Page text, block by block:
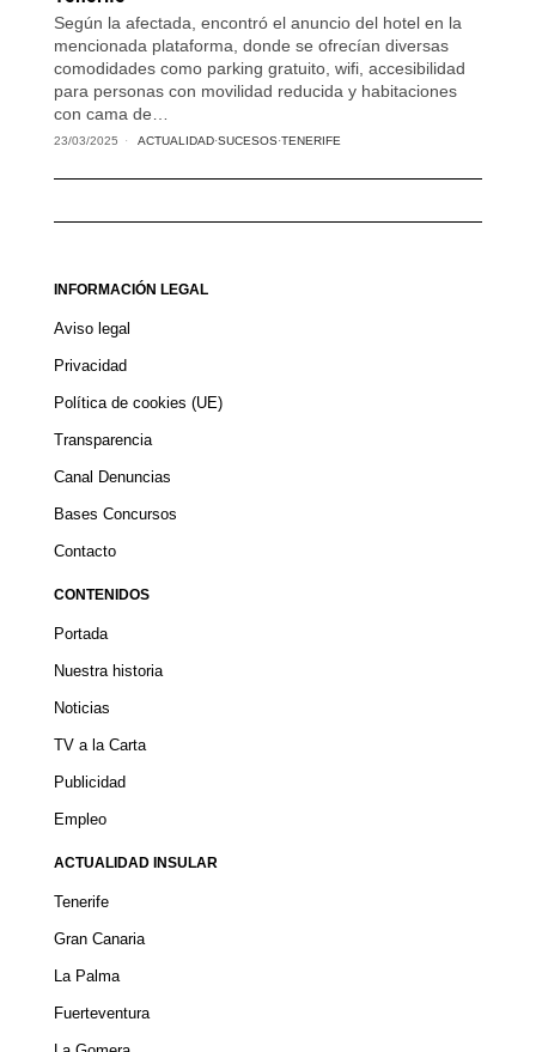
Según la afectada, encontró el anuncio del hotel en la
mencionada plataforma, donde se ofrecían diversas
comodidades como parking gratuito, wifi, accesibilidad
para personas con movilidad reducida y habitaciones
con cama de…
23/03/2025 ACTUALIDAD·SUCESOS·TENERIFE
INFORMACIÓN LEGAL
Aviso legal
Privacidad
Política de cookies (UE)
Transparencia
Canal Denuncias
Bases Concursos
Contacto
CONTENIDOS
Portada
Nuestra historia
Noticias
TV a la Carta
Publicidad
Empleo
ACTUALIDAD INSULAR
Tenerife
Gran Canaria
La Palma
Fuerteventura